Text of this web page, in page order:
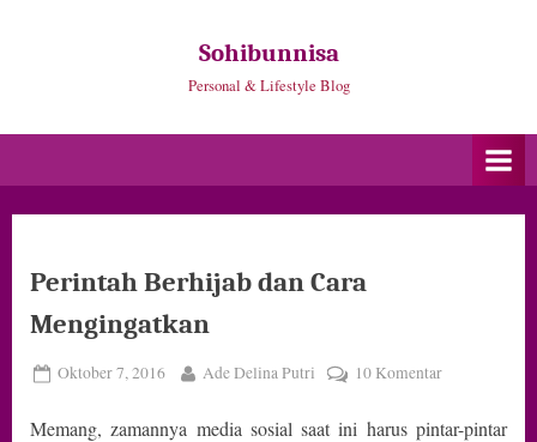
Sohibunnisa
Personal & Lifestyle Blog
Perintah Berhijab dan Cara
Mengingatkan
Posted
Oktober 7, 2016 By
Ade Delina Putri 10 Komentarpada
Berhijab
Memang, zamannya media sosial saat ini harus pintar-pintar